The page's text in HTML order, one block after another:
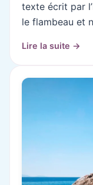
texte écrit par
le flambeau et
Lire la suite →